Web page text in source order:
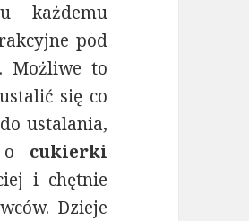
każdemu
pod
Możliwe to
się co
ustalania,
o cukierki
i chętnie
Dzieje